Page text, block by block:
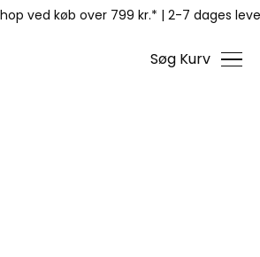
ved køb over 799 kr.* | 2-7 dages
Søg Kurv